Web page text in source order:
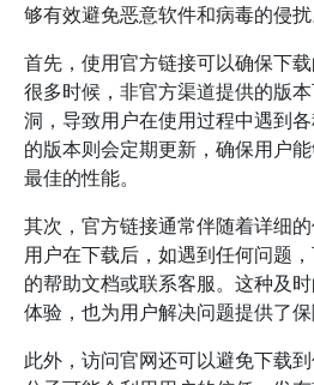
够有效避免恶意软件和病毒的侵扰
首先，使用官方链接可以确保下载
很多时候，非官方渠道提供的版
洞，导致用户在使用过程中遇到
的版本则会定期更新，确保用户
最佳的性能。
其次，官方链接通常伴随着详细的
用户在下载后，如遇到任何问题
的帮助文档或联系客服。这种及
体验，也为用户解决问题提供了保
此外，访问官网还可以避免下载